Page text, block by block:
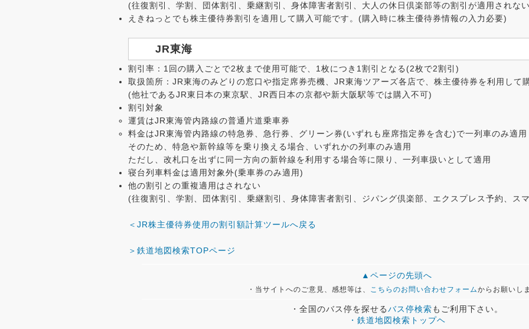
(往復割引、学割、団体割引、乗継割引、身体障害者割引、大人の休日倶楽部等の割引が適用されな
えきねっとでも株主優待券割引を適用して購入可能です。(購入時に株主優待券情報の入力必要)
JR東海
割引率：1回の購入ごとで2枚まで使用可能で、1枚につき1割引となる(2枚で2割引)
取扱箇所：JR東海のみどりの窓口や指定席券売機、JR東海ツアーズ各店で、株主優待券を利用して
(他社であるJR東日本の東京駅、JR西日本の京都や新大阪駅等では購入不可)
割引対象
運賃はJR東海管内路線の普通片道乗車券
料金はJR東海管内路線の特急券、急行券、グリーン券(いずれも座席指定券を含む)で一列車のみ適用
そのため、特急や新幹線等を乗り換える場合、いずれかの列車のみ適用
ただし、改札口を出ずに同一方向の新幹線を利用する場合等に限り、一列車扱いとして適用
寝台列車料金は適用対象外(乗車券のみ適用)
他の割引との重複適用はされない
(往復割引、学割、団体割引、乗継割引、身体障害者割引、ジパング倶楽部、エクスプレス予約、ス
＜JR株主優待券使用の割引額計算ツールへ戻る
＞鉄道地図検索TOPページ
▲ページの先頭へ
・当サイトへのご意見、感想等は、 こちらのお問い合わせフォームからお願いし
・全国のバス停を探せるバス停検索もご利用下さい。
・鉄道地図検索トップヘ